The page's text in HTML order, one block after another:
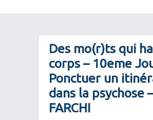
Des mo(r)ts qui
corps – 10eme
Ponctuer un
dans la psychose
FARCHI